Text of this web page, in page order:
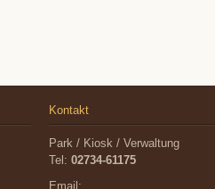
Kontakt
Park / Kiosk / Verwaltung
Tel: 02734-61175
Email: